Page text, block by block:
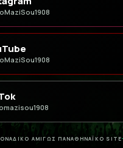
ΑΜΙΓΩΣ ΠΑΝΑΘΗΝΑΪΚΟ SITE